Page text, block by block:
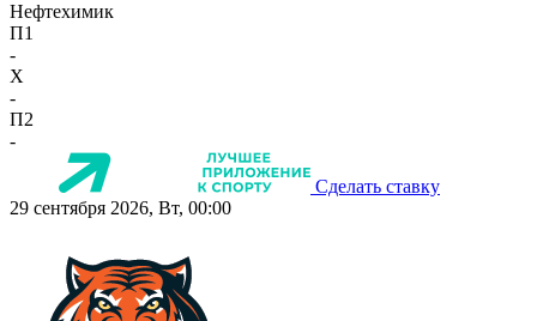
Нефтехимик
П1
-
X
-
П2
-
Сделать ставку
29 сентября 2026, Вт, 00:00